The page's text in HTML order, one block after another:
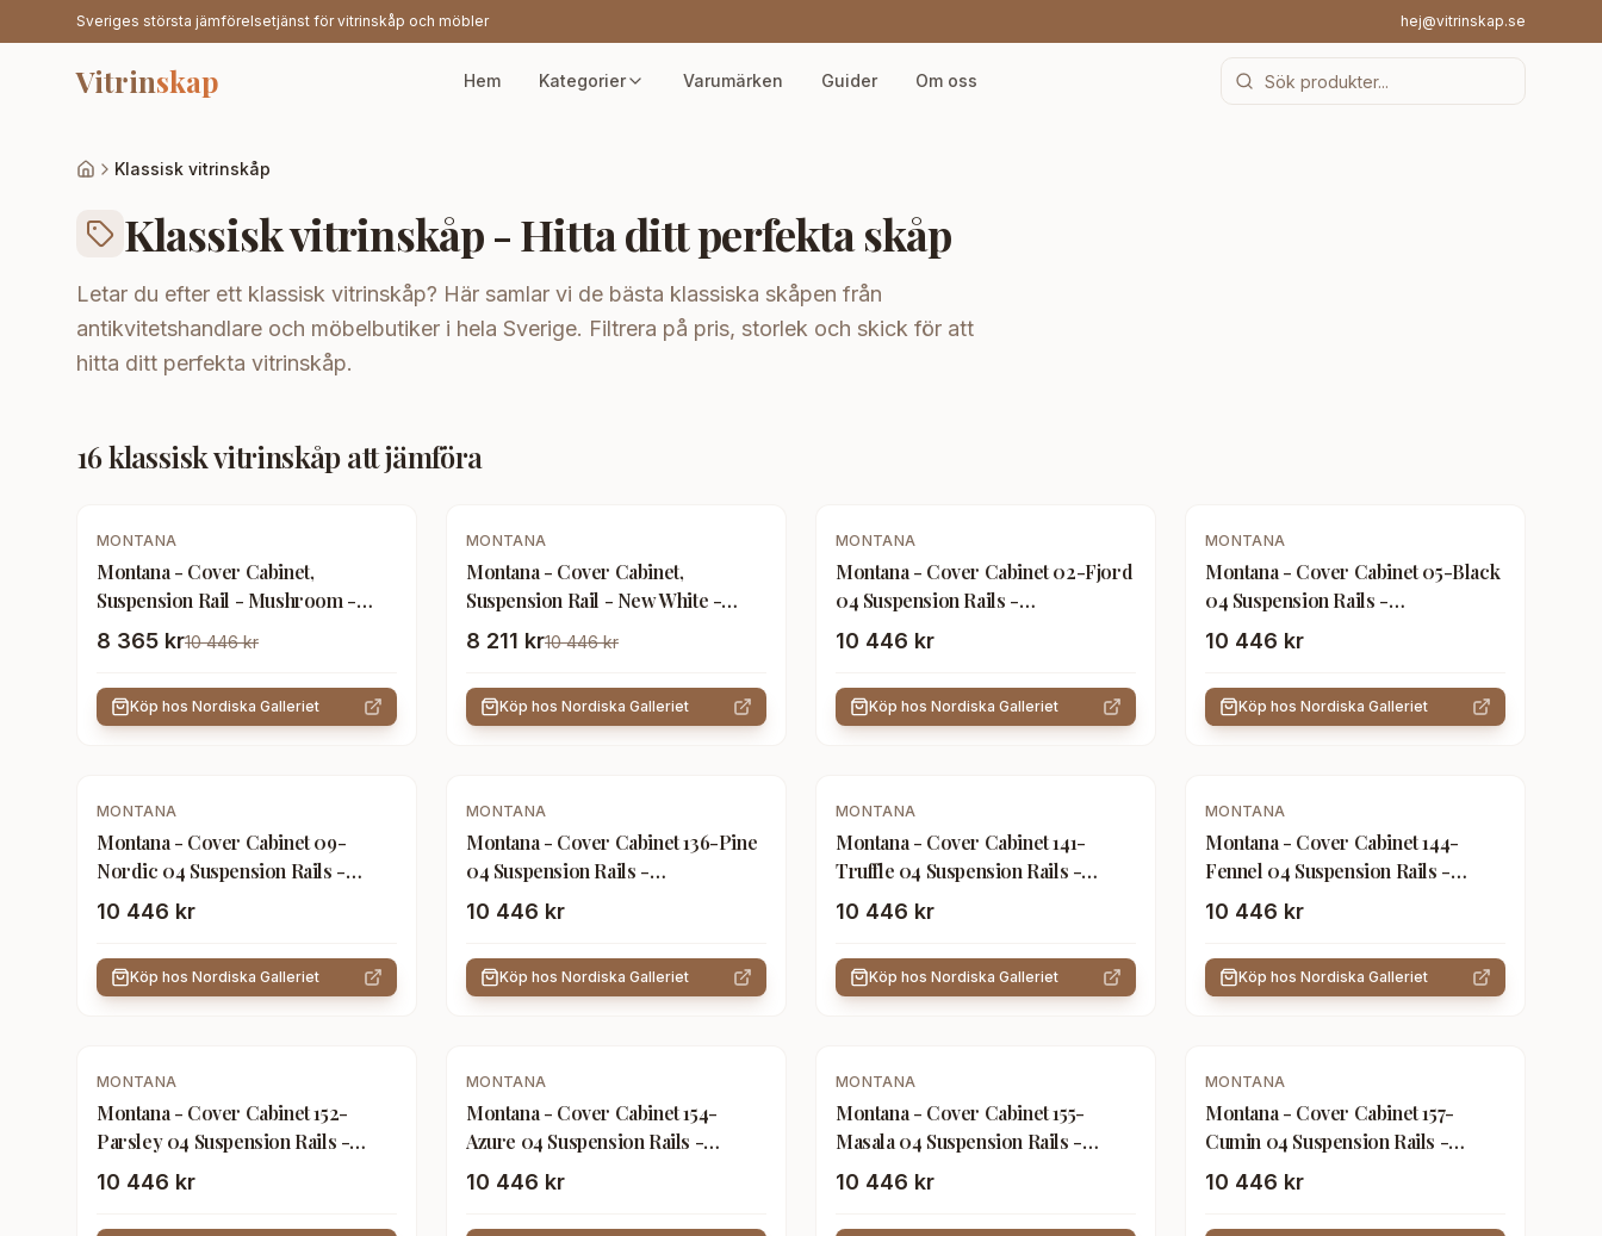
Sveriges största jämförelsetjänst för vitrinskåp och möbler hej@vitrinskap.se
Vitrinskap Hem Kategorier Varumärken Guider Om oss
Klassisk vitrinskåp
Klassisk vitrinskåp - Hitta ditt perfekta skåp
Letar du efter ett klassisk vitrinskåp? Här samlar vi de bästa klassiska skåpen från
antikvitetshandlare och möbelbutiker i hela Sverige. Filtrera på pris, storlek och skick för att
hitta ditt perfekta vitrinskåp.
16klassisk vitrinskåpatt jämföra
- 20 %
MONTANA
Montana - Cover Cabinet,
Suspension Rail - Mushroom -
Förvaringsskåp - Peter J. Lassen -
8 365 kr10 446 kr
Köp hos Nordiska Galleriet
- 21 %
MONTANA
Montana - Cover Cabinet,
Suspension Rail - New White -
Förvaringsskåp - Peter J. Lassen -
8 211 kr10 446 kr
Köp hos Nordiska Galleriet
MONTANA
Montana - Cover Cabinet 02-Fjord
04 Suspension Rails -
Förvaringsskåp - Peter J. Lassen -
10 446 kr
Köp hos Nordiska Galleriet
MONTANA
Montana - Cover Cabinet 05-Black
04 Suspension Rails -
Förvaringsskåp - Peter J. Lassen -
10 446 kr
Köp hos Nordiska Galleriet
MONTANA
Montana - Cover Cabinet 09-
Nordic 04 Suspension Rails -
Förvaringsskåp - Peter J. Lassen -
10 446 kr
Köp hos Nordiska Galleriet
MONTANA
Montana - Cover Cabinet 136-Pine
04 Suspension Rails -
Förvaringsskåp - Peter J. Lassen -
10 446 kr
Köp hos Nordiska Galleriet
MONTANA
Montana - Cover Cabinet 141-
Truffle 04 Suspension Rails -
Förvaringsskåp - Peter J. Lassen -
10 446 kr
Köp hos Nordiska Galleriet
MONTANA
Montana - Cover Cabinet 144-
Fennel 04 Suspension Rails -
Förvaringsskåp - Peter J. Lassen -
10 446 kr
Köp hos Nordiska Galleriet
MONTANA
Montana - Cover Cabinet 152-
Parsley 04 Suspension Rails -
Förvaringsskåp - Peter J. Lassen -
10 446 kr
MONTANA
Montana - Cover Cabinet 154-
Azure 04 Suspension Rails -
Förvaringsskåp - Peter J. Lassen -
10 446 kr
MONTANA
Montana - Cover Cabinet 155-
Masala 04 Suspension Rails -
Förvaringsskåp - Peter J. Lassen -
10 446 kr
MONTANA
Montana - Cover Cabinet 157-
Cumin 04 Suspension Rails -
Förvaringsskåp - Peter J. Lassen -
10 446 kr